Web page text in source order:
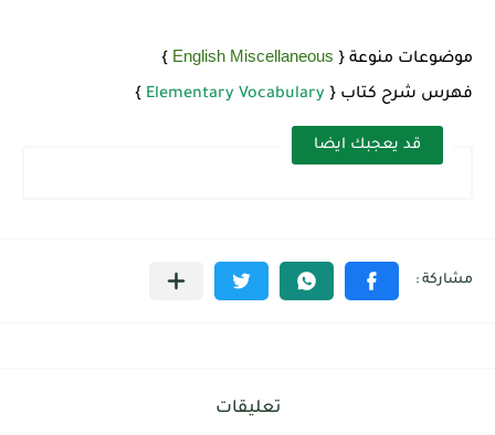
موضوعات منوعة { English Miscellaneous
}
فهرس شرح كتاب { Elementary Vocabulary
}
قد يعجبك ايضا
تعليقات